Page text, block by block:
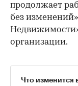
продолжает
без
организации.
Что изменится